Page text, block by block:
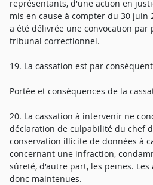
représentants, d'une action en
mis en cause à compter du 30 juin
a été délivrée une convocation par
tribunal correctionnel.
19. La cassation est par
Portée et conséquences de la
20. La cassation à intervenir ne
déclaration de culpabilité du chef
conservation illicite de données à
concernant une infraction,
sûreté, d'autre part, les peines.
donc maintenues.